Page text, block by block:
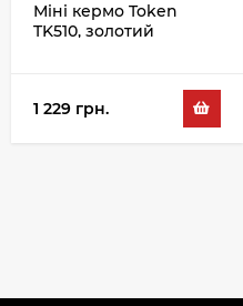
Міні кермо Token
TK510, золотий
1 229 грн.